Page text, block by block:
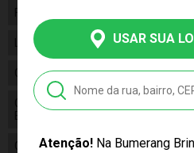
USAR SUA
Atenção!Na Bumerang
Fabricante
Linha Brinquedo
Código 3001
Código de
Barras
7898952421010
Composição Plástico